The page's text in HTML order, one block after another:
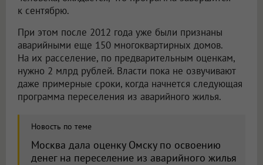
к сентябрю.
При этом после 2012 года уже были признаны
аварийными еще 150 многоквартирных домов.
На их расселение, по предварительным оценкам,
нужно 2 млрд рублей. Власти пока не озвучивают
даже примерные сроки, когда начнется следующая
программа переселения из аварийного жилья.
Новость по теме
Москва дала оценку Омску по освоению
денег на переселение из аварийного жилья